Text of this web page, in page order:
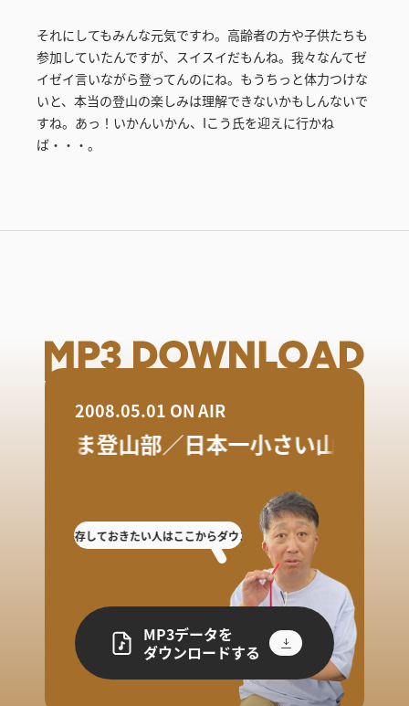
それにしてもみんな元気ですわ。高齢者の方や子供たちも
参加していたんですが、スイスイだもんね。我々なんてゼ
イゼイ言いながら登ってんのにね。もうちっと体力つけな
いと、本当の登山の楽しみは理解できないかもしんないで
すね。あっ！いかんいかん、Iこう氏を迎えに行かね
ば・・・。
した人や保存しておきたい人はここからダウンロード! 放送を聴き逃した人や保
2008.05.01 ON AIR
ヤン気ま登山部／日本一小さい山脈に登
MP3データを
ダウンロードする